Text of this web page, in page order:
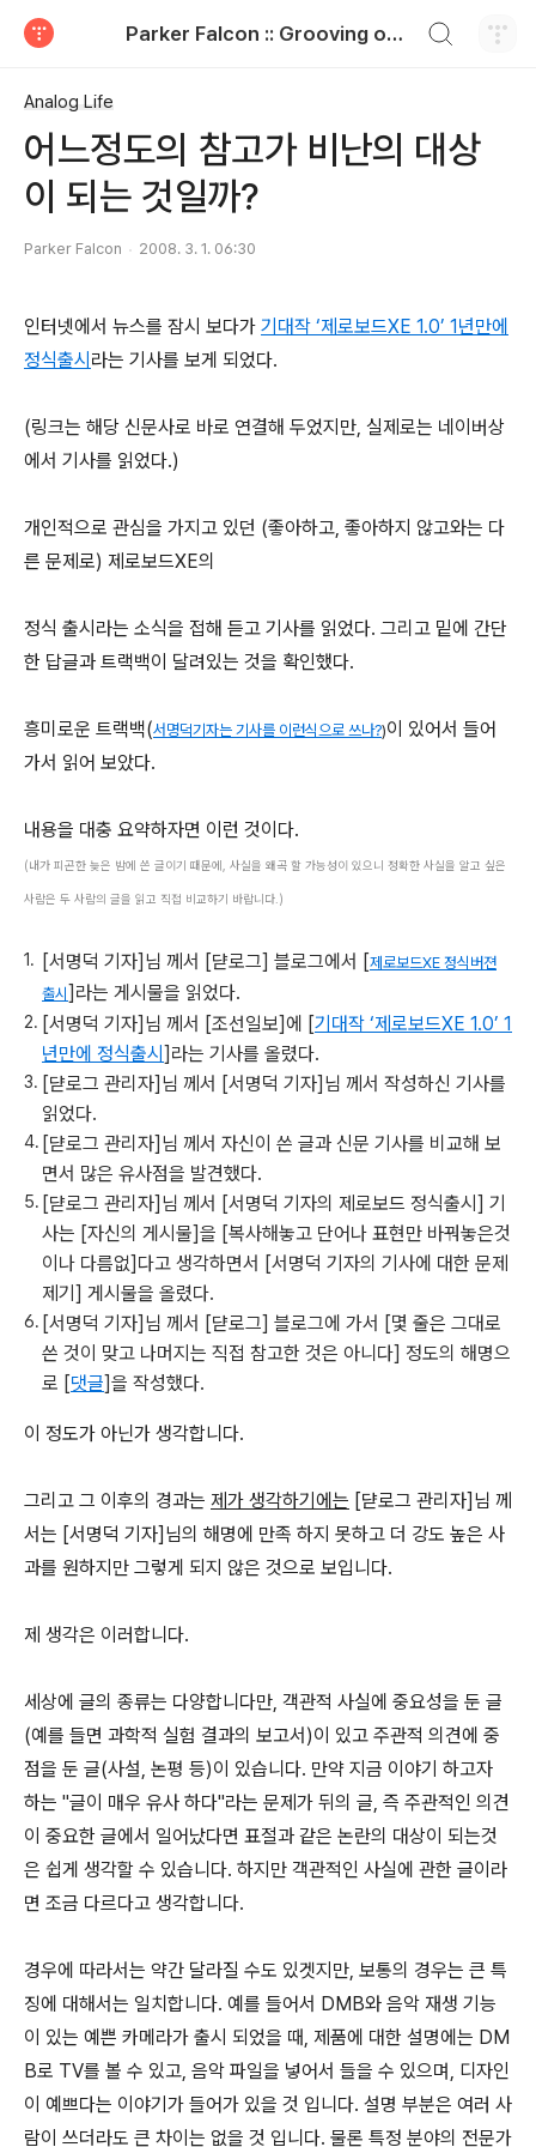
Parker Falcon :: Grooving on the paper
Analog Life
어느정도의 참고가 비난의 대상
이 되는 것일까?
Parker Falcon 2008. 3. 1. 06:30
인터넷에서 뉴스를 잠시 보다가 기대작 ‘제로보드XE 1.0’ 1년만에
정식출시 라는 기사를 보게 되었다.
(링크는 해당 신문사로 바로 연결해 두었지만, 실제로는 네이버상
에서 기사를 읽었다.)
개인적으로 관심을 가지고 있던 (좋아하고, 좋아하지 않고와는 다
른 문제로) 제로보드XE의
정식 출시라는 소식을 접해 듣고 기사를 읽었다. 그리고 밑에 간단
한 답글과 트랙백이 달려있는 것을 확인했다.
흥미로운 트랙백(서명덕기자는 기사를 이런식으로 쓰나?)이 있어서 들어
가서 읽어 보았다.
내용을 대충 요약하자면 이런 것이다.
(내가 피곤한 늦은 밤에 쓴 글이기 때문에, 사실을 왜곡 할 가능성이 있으니 정확한 사실을 알고 싶은
사람은 두 사람의 글을 읽고 직접 비교하기 바랍니다.)
[서명덕 기자]님 께서 [댣로그] 블로그에서 [제로보드XE 정식버젼
출시 ]라는 게시물을 읽었다.
[서명덕 기자]님 께서 [조선일보]에 [기대작 ‘제로보드XE 1.0’ 1
년만에 정식출시 ]라는 기사를 올렸다.
[댣로그 관리자]님 께서 [서명덕 기자]님 께서 작성하신 기사를
읽었다.
[댣로그 관리자]님 께서 자신이 쓴 글과 신문 기사를 비교해 보
면서 많은 유사점을 발견했다.
[댣로그 관리자]님 께서 [서명덕 기자의 제로보드 정식출시] 기
사는 [자신의 게시물]을 [복사해놓고 단어나 표현만 바꿔놓은것
이나 다름없]다고 생각하면서 [서명덕 기자의 기사에 대한 문제
제기] 게시물을 올렸다.
[서명덕 기자]님 께서 [댣로그] 블로그에 가서 [몇 줄은 그대로
쓴 것이 맞고 나머지는 직접 참고한 것은 아니다] 정도의 해명으
로 [댓글]을 작성했다.
이 정도가 아닌가 생각합니다.
그리고 그 이후의 경과는 제가 생각하기에는 [댣로그 관리자]님 께
서는 [서명덕 기자]님의 해명에 만족 하지 못하고 더 강도 높은 사
과를 원하지만 그렇게 되지 않은 것으로 보입니다.
제 생각은 이러합니다.
세상에 글의 종류는 다양합니다만, 객관적 사실에 중요성을 둔 글
(예를 들면 과학적 실험 결과의 보고서)이 있고 주관적 의견에 중
점을 둔 글(사설, 논평 등)이 있습니다. 만약 지금 이야기 하고자
하는 "글이 매우 유사 하다"라는 문제가 뒤의 글, 즉 주관적인 의견
이 중요한 글에서 일어났다면 표절과 같은 논란의 대상이 되는것
은 쉽게 생각할 수 있습니다. 하지만 객관적인 사실에 관한 글이라
면 조금 다르다고 생각합니다.
경우에 따라서는 약간 달라질 수도 있겟지만, 보통의 경우는 큰 특
징에 대해서는 일치합니다. 예를 들어서 DMB와 음악 재생 기능
이 있는 예쁜 카메라가 출시 되었을 때, 제품에 대한 설명에는 DM
B로 TV를 볼 수 있고, 음악 파일을 넣어서 들을 수 있으며, 디자인
이 예쁘다는 이야기가 들어가 있을 것 입니다. 설명 부분은 여러 사
람이 쓰더라도 큰 차이는 없을 것 입니다. 물론 특정 분야의 전문가